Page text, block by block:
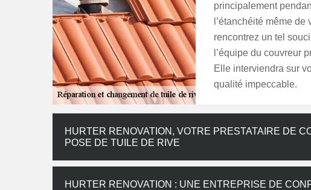
principalement
l’étanchéité même
rencontrez un tel
l’équipe du couvreur
Elle interviendra sur
qualité impeccable.
HURTER RENOVATION, VOTRE PRESTATAIRE DE
POSE DE TUILE DE RIVE
HURTER RENOVATION : UNE ENTREPRISE DE